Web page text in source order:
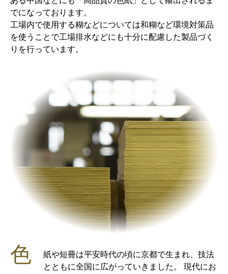
でになっております。
工場内で使用する糊などについては和糊など環境対策品
を使うことで工場排水などにも十分に配慮した製品づく
りを行っています。
色
紙や短冊は平安時代の頃に京都で生まれ、技法
とともに全国に広がっていきました。 現代にお